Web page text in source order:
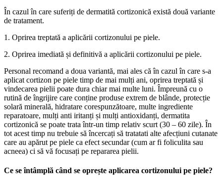
În cazul în care suferiți de dermatită cortizonică există două variante
de tratament.
1. Oprirea treptată a aplicării cortizonului pe piele.
2. Oprirea imediată și definitivă a aplicării cortizonului pe piele.
Personal recomand a doua variantă, mai ales că în cazul în care s-a
aplicat cortizon pe piele timp de mai mulți ani, oprirea treptată și
vindecarea pielii poate dura chiar mai multe luni. Împreună cu o
rutină de îngrijire care conține produse extrem de blânde, protecție
solară minerală, hidratare corespunzătoare, multe ingrediente
reparatoare, mulți anti iritanți și mulți antioxidanți, dermatita
cortizonică se poate trata într-un timp relativ scurt (30 – 60 zile). În
tot acest timp nu trebuie să încercați să tratatati alte afecțiuni cutanate
care au apărut pe piele ca efect secundar (cum ar fi foliculita sau
acneea) ci să vă focusați pe repararea pielii.
Ce se întâmplă când se oprește aplicarea cortizonului pe piele?